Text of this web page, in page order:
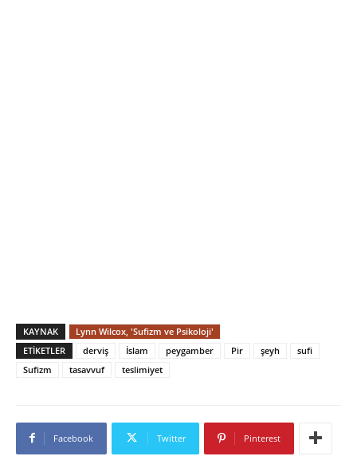
KAYNAK
Lynn Wilcox, 'Sufizm ve Psikoloji'
ETIKETLER
derviş İslam peygamber Pir şeyh
sufi
Sufizm
tasavvuf teslimiyet
Facebook Twitter Pinterest